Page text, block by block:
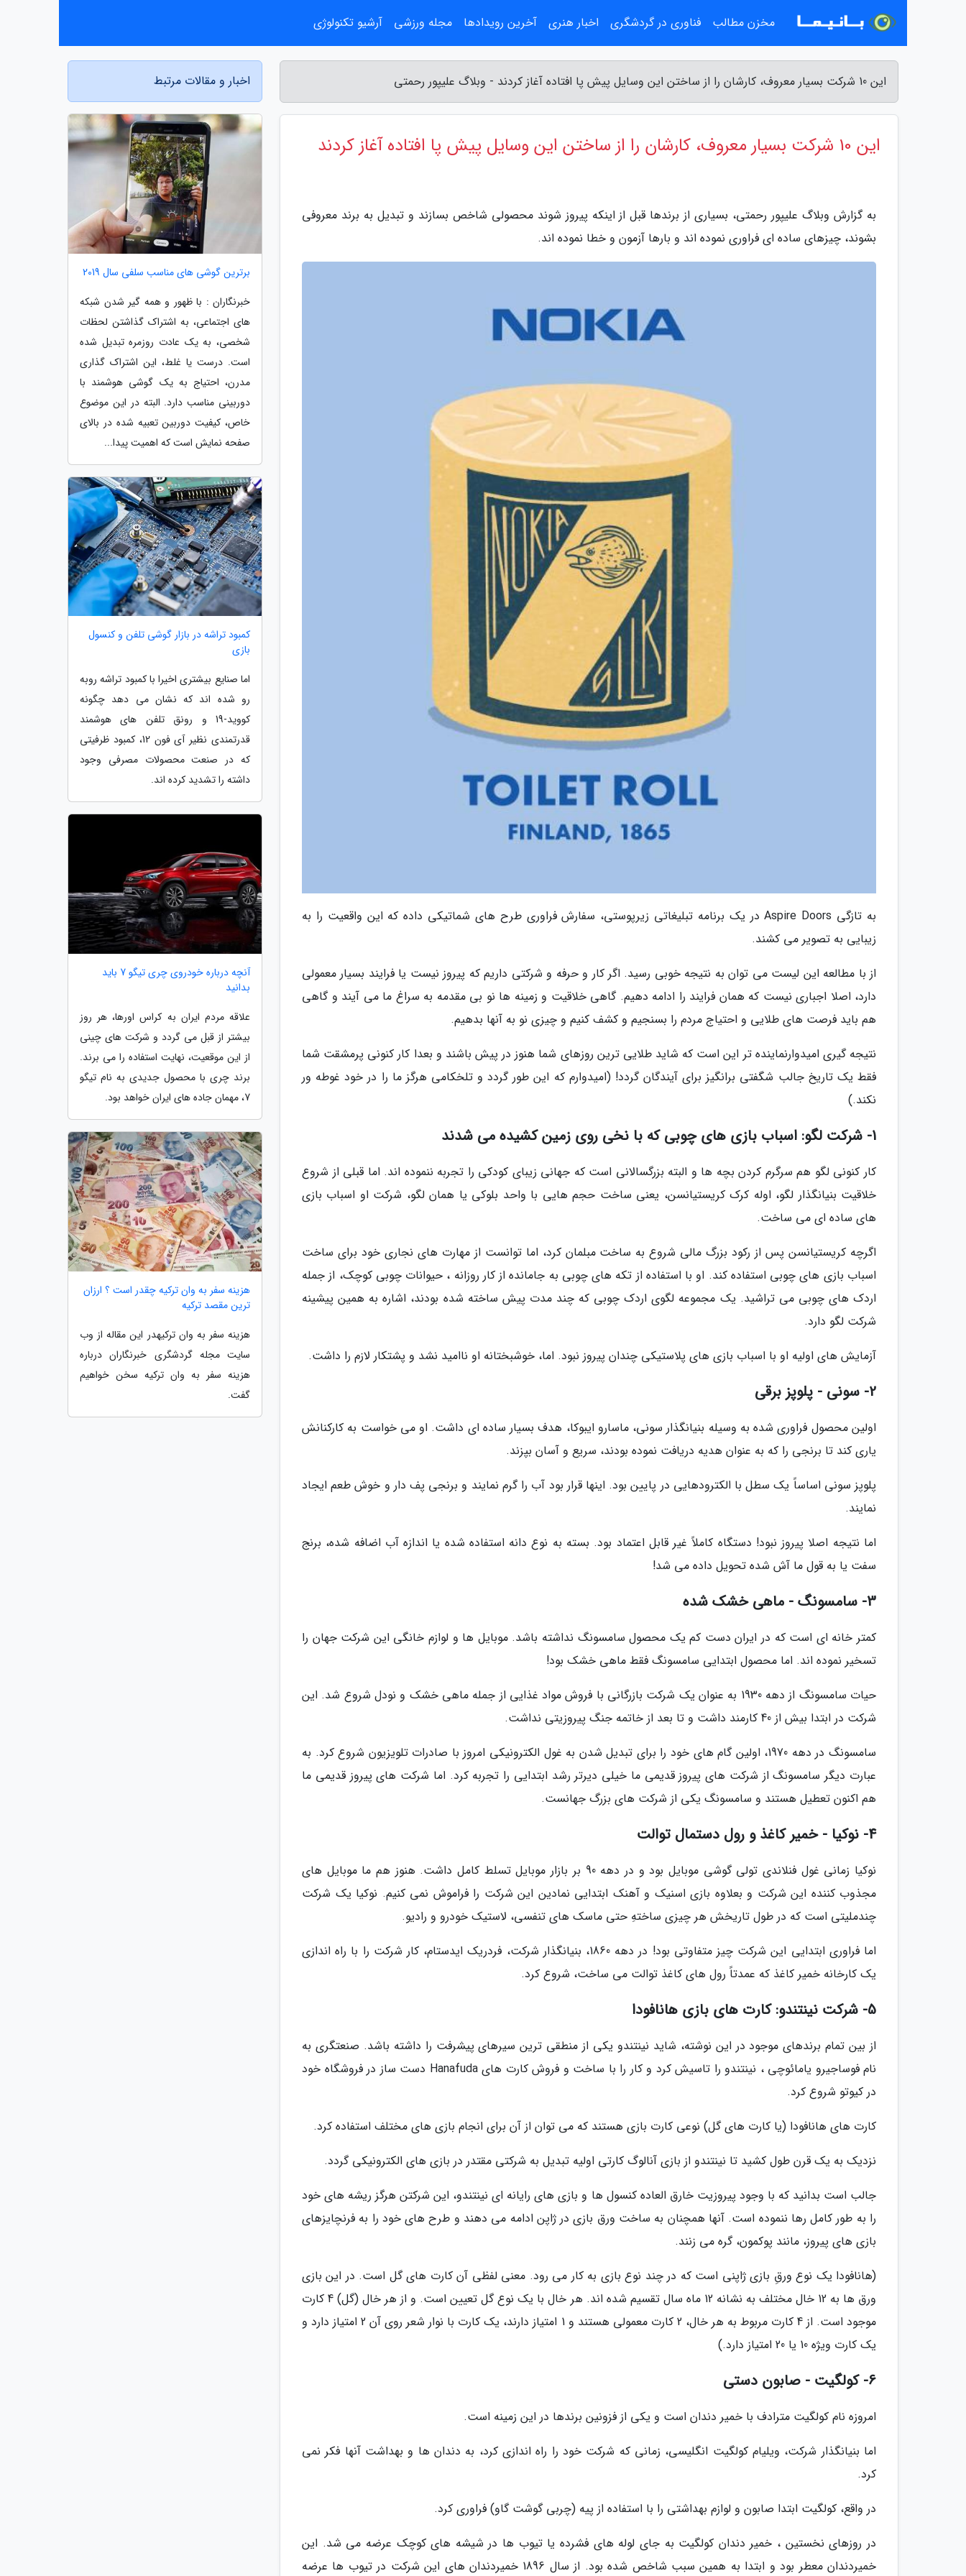
این 10 شرکت بسیار معروف، کارشان را از ساختن این وسایل پیش پا افتاده آغاز کردند - وبلاگ علیپور رحمتی
این 10 شرکت بسیار معروف، کارشان را از ساختن این وسایل پیش پا افتاده آغاز کردند
به گزارش وبلاگ علیپور رحمتی، بسیاری از برندها قبل از اینکه پیروز شوند محصولی شاخص بسازند و تبدیل به برند معروفی
بشوند، چیزهای ساده ای فراوری نموده اند و بارها آزمون و خطا نموده اند.
به تازگی Aspire Doors در یک برنامه تبلیغاتی زیرپوستی، سفارش فراوری طرح های شماتیکی داده که این واقعیت را به
زیبایی به تصویر می کشند.
از با مطالعه این لیست می توان به نتیجه خوبی رسید. اگر کار و حرفه و شرکتی داریم که پیروز نیست یا فرایند بسیار معمولی
دارد، اصلا اجباری نیست که همان فرایند را ادامه دهیم. گاهی خلاقیت و زمینه ها نو بی مقدمه به سراغ ما می آیند و گاهی
هم باید فرصت های طلایی و احتیاج مردم را بسنجیم و کشف کنیم و چیزی نو به آنها بدهیم.
نتیجه گیری امیدوارنماینده تر این است که شاید طلایی ترین روزهای شما هنوز در پیش باشند و بعدا کار کنونی پرمشقت شما
فقط یک تاریخ جالب شگفتی برانگیز برای آیندگان گردد! (امیدوارم که این طور گردد و تلخکامی هرگز ما را در خود غوطه ور
نکند.)
1- شرکت لگو: اسباب بازی های چوبی که با نخی روی زمین کشیده می شدند
کار کنونی لگو هم سرگرم کردن بچه ها و البته بزرگسالانی است که جهانی زیبای کودکی را تجربه ننموده اند. اما قبلی از شروع
خلاقیت بنیانگذار لگو، اوله کرک کریستیانسن، یعنی ساخت حجم هایی با واحد بلوکی یا همان لگو، شرکت او اسباب بازی
های ساده ای می ساخت.
اگرچه کریستیانسن پس از رکود بزرگ مالی شروع به ساخت مبلمان کرد، اما توانست از مهارت های نجاری خود برای ساخت
اسباب بازی های چوبی استفاده کند. او با استفاده از تکه های چوبی به جامانده از کار روزانه ، حیوانات چوبی کوچک، از جمله
اردک های چوبی می تراشید. یک مجموعه لگوی اردک چوبی که چند مدت پیش ساخته شده بودند، اشاره به همین پیشینه
شرکت لگو دارد.
آزمایش های اولیه او با اسباب بازی های پلاستیکی چندان پیروز نبود. اما، خوشبختانه او ناامید نشد و پشتکار لازم را داشت.
2- سونی - پلوپز برقی
اولین محصول فراوری شده به وسیله بنیانگذار سونی، ماسارو ایبوکا، هدف بسیار ساده ای داشت. او می خواست به کارکنانش
یاری کند تا برنجی را که به عنوان هدیه دریافت نموده بودند، سریع و آسان بپزند.
پلوپز سونی اساساً یک سطل با الکترودهایی در پایین بود. اینها قرار بود آب را گرم نمایند و برنجی پف دار و خوش طعم ایجاد
نمایند.
اما نتیجه اصلا پیروز نبود! دستگاه کاملاً غیر قابل اعتماد بود. بسته به نوع دانه استفاده شده یا اندازه آب اضافه شده، برنج
سفت یا به قول ما آش شده تحویل داده می شد!
3- سامسونگ - ماهی خشک شده
کمتر خانه ای است که در ایران دست کم یک محصول سامسونگ نداشته باشد. موبایل ها و لوازم خانگی این شرکت جهان را
تسخیر نموده اند. اما محصول ابتدایی سامسونگ فقط ماهی خشک بود!
حیات سامسونگ از دهه 1930 به عنوان یک شرکت بازرگانی با فروش مواد غذایی از جمله ماهی خشک و نودل شروع شد. این
شرکت در ابتدا بیش از 40 کارمند داشت و تا بعد از خاتمه جنگ پیروزیتی نداشت.
سامسونگ در دهه 1970، اولین گام های خود را برای تبدیل شدن به غول الکترونیکی امروز با صادرات تلویزیون شروع کرد. به
عبارت دیگر سامسونگ از شرکت های پیروز قدیمی ما خیلی دیرتر رشد ابتدایی را تجربه کرد. اما شرکت های پیروز قدیمی ما
هم اکنون تعطیل هستند و سامسونگ یکی از شرکت های بزرگ جهانست.
4- نوکیا - خمیر کاغذ و رول دستمال توالت
نوکیا زمانی غول فنلاندی تولی گوشی موبایل بود و در دهه 90 بر بازار موبایل تسلط کامل داشت. هنوز هم ما موبایل های
مجذوب کننده این شرکت و بعلاوه بازی اسنیک و آهنک ابتدایی نمادین این شرکت را فراموش نمی کنیم. نوکیا یک شرکت
چندملیتی است که در طول تاریخش هر چیزی ساختهِ حتی ماسک های تنفسی، لاستیک خودرو و رادیو.
اما فراوری ابتدایی این شرکت چیز متفاوتی بود! در دهه 1860، بنیانگذار شرکت، فردریک ایدستام، کار شرکت را با راه اندازی
یک کارخانه خمیر کاغذ که عمدتاً رول های کاغذ توالت می ساخت، شروع کرد.
5- شرکت نینتندو: کارت های بازی هانافودا
از بین تمام برندهای موجود در این نوشته، شاید نینتندو یکی از منطقی ترین سیرهای پیشرفت را داشته باشد. صنعتگری به
نام فوساجیرو یامائوچی ، نینتندو را تاسیش کرد و کار را با ساخت و فروش کارت های Hanafuda دست ساز در فروشگاه خود
در کیوتو شروع کرد.
کارت های هانافودا (یا کارت های گل) نوعی کارت بازی هستند که می توان از آن برای انجام بازی های مختلف استفاده کرد.
نزدیک به یک قرن طول کشید تا نینتندو از بازی آنالوگ کارتی اولیه تبدیل به شرکتی مقتدر در بازی های الکترونیکی گردد.
جالب است بدانید که با وجود پیروزیت خارق العاده کنسول ها و بازی های رایانه ای نینتندو، این شرکتن هرگز ریشه های خود
را به طور کامل رها ننموده است. آنها همچنان به ساخت ورق بازی در ژاپن ادامه می دهند و طرح های خود را به فرنچایزهای
بازی های پیروز، مانند پوکمون، گره می زنند.
(هانافودا یک نوع ورقِ بازی ژاپنی است که در چند نوع بازی به کار می رود. معنی لفظی آن کارت های گل است. در این بازی
ورق ها به 12 خال مختلف به نشانه 12 ماه سال تقسیم شده اند. هر خال با یک نوع گل تعیین است. و از هر خال (گل) 4 کارت
موجود است. از 4 کارت مربوط به هر خال، 2 کارت معمولی هستند و 1 امتیاز دارند، یک کارت با نوار شعر روی آن 2 امتیاز دارد و
یک کارت ویژه 10 یا 20 امتیاز دارد.)
6- کولگیت - صابون دستی
امروزه نام کولگیت مترادف با خمیر دندان است و یکی از فزونین برندها در این زمینه است.
اما بنیانگذار شرکت، ویلیام کولگیت انگلیسی، زمانی که شرکت خود را راه اندازی کرد، به دندان ها و بهداشت آنها فکر نمی
کرد.
در واقع، کولگیت ابتدا صابون و لوازم بهداشتی را با استفاده از پیه (چربی گوشت گاو) فراوری کرد.
در روزهای نخستین ، خمیر دندان کولگیت به جای لوله های فشرده یا تیوب ها در شیشه های کوچک عرضه می شد. این
خمیردندان معطر بود و ابتدا به همین سبب شاخص شده بود. از سال 1896 خمیردندان های این شرکت در تیوب ها عرضه
اخبار و مقالات مرتبط
برترین گوشی های مناسب سلفی سال 2019
خبرنگاران : با ظهور و همه گیر شدن شبکه
های اجتماعی، به اشتراک گذاشتن لحظات
شخصی، به یک عادت روزمره تبدیل شده
است. درست یا غلط، این اشتراک گذاری
مدرن، احتیاج به یک گوشی هوشمند با
دوربینی مناسب دارد. البته در این موضوع
خاص، کیفیت دوربین تعبیه شده در بالای
صفحه نمایش است که اهمیت پیدا...
کمبود تراشه در بازار گوشی تلفن و کنسول
بازی
اما صنایع بیشتری اخیرا با کمبود تراشه روبه
رو شده اند که نشان می دهد چگونه
کووید-19 و رونق تلفن های هوشمند
قدرتمندی نظیر آی فون 12، کمبود ظرفیتی
که در صنعت محصولات مصرفی وجود
داشته را تشدید کرده اند.
آنچه درباره خودروی چری تیگو 7 باید
بدانید
علاقه مردم ایران به کراس اورها، هر روز
بیشتر از قبل می گردد و شرکت های چینی
از این موقعیت، نهایت استفاده را می برند.
برند چری با محصول جدیدی به نام تیگو
7، مهمان جاده های ایران خواهد بود.
هزینه سفر به وان ترکیه چقدر است ؟ ارزان
ترین مقصد ترکیه
هزینه سفر به وان ترکیهدر این مقاله از وب
سایت مجله گردشگری خبرنگاران درباره
هزینه سفر به وان ترکیه سخن خواهیم
گفت.
مخزن مطالب فناوری در گردشگری اخبار هنری آخرین رویدادها مجله ورزشی آرشیو تکنولوژی